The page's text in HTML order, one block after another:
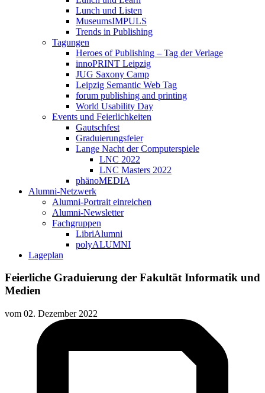
Lunch und Listen
MuseumsIMPULS
Trends in Publishing
Tagungen
Heroes of Publishing – Tag der Verlage
innoPRINT Leipzig
JUG Saxony Camp
Leipzig Semantic Web Tag
forum publishing and printing
World Usability Day
Events und Feierlichkeiten
Gautschfest
Graduierungsfeier
Lange Nacht der Computerspiele
LNC 2022
LNC Masters 2022
phänoMEDIA
Alumni-Netzwerk
Alumni-Portrait einreichen
Alumni-Newsletter
Fachgruppen
LibriAlumni
polyALUMNI
Lageplan
Feierliche Graduierung der Fakultät Informatik und
Medien
vom 02. Dezember 2022